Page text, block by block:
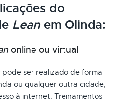
do
Leanem Olinda:
online ou virtual
pode ser realizado de forma
ou qualquer outra cidade,
à internet. Treinamentos